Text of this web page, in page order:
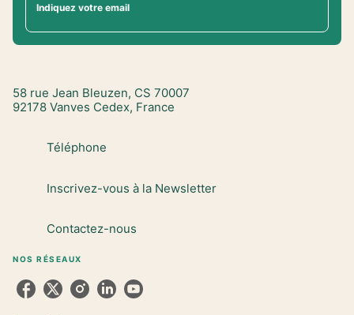
Indiquez votre email
58 rue Jean Bleuzen, CS 70007
92178 Vanves Cedex, France
Téléphone
Inscrivez-vous à la Newsletter
Contactez-nous
NOS RÉSEAUX